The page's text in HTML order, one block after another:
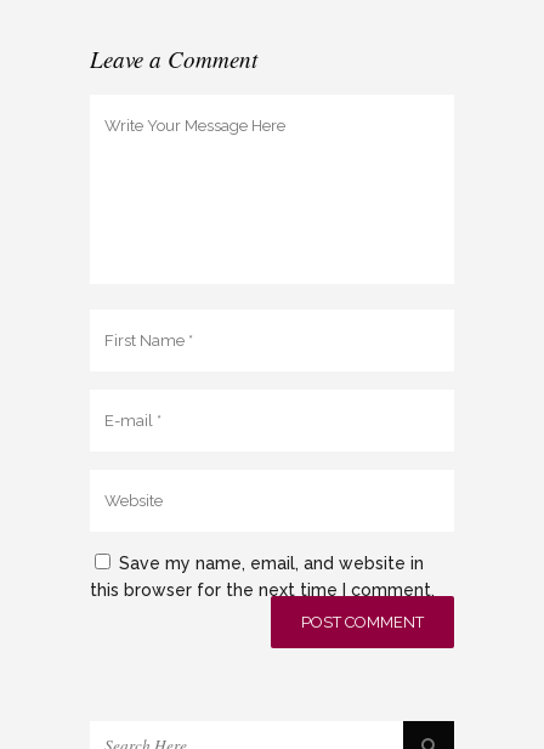
Leave a Comment
Save my name, email, and website in
this browser for the next time I comment.